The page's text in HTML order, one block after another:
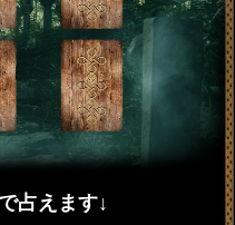
占えます↓